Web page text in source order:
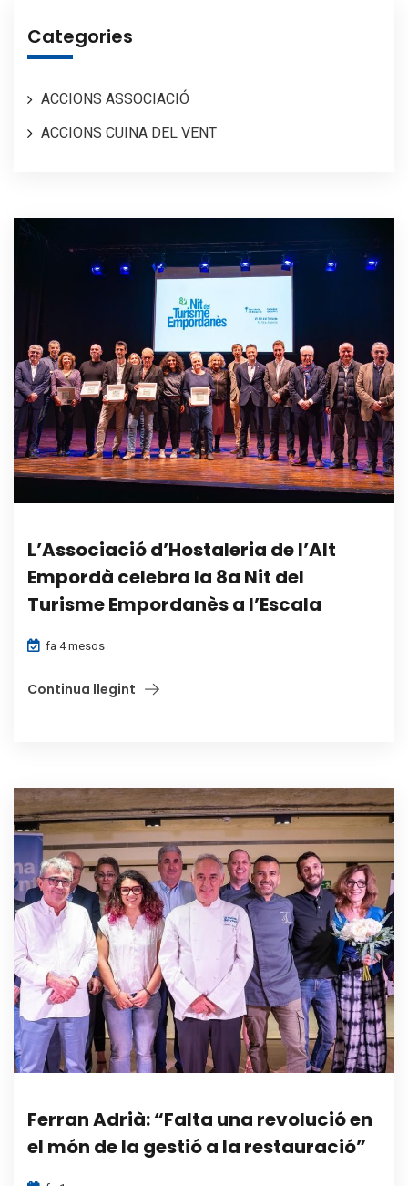
L’Associació d’Hostaleria de l’Alt
Empordà celebra la 8a Nit del
Turisme Empordanès a l’Escala
fa 4 mesos
Continua llegint
Ferran Adrià: “Falta una revolució en
el món de la gestió a la restauració”
Categories
ACCIONS ASSOCIACIÓ
ACCIONS CUINA DEL VENT